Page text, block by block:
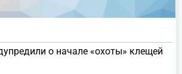
о начале «охоты» клещей